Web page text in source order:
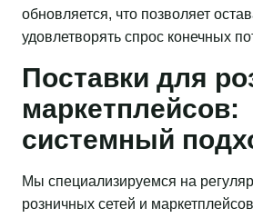
обновляется, что позволяет
удовлетворять спрос конечных
Поставки для
маркетплейсов:
системный
Мы специализируемся на
розничных сетей и